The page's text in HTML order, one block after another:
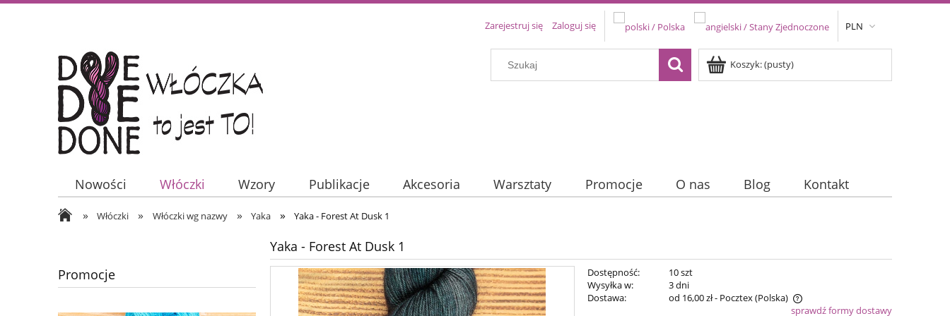
PLN
Zarejestruj się Zaloguj się
Koszyk:(pusty)
Nowości Włóczki Wzory Publikacje Akcesoria Warsztaty Promocje O nas Blog Kontakt
» Włóczki » Włóczki wg nazwy » Yaka » Yaka - Forest At Dusk 1
Promocje
Yaka - Forest At Dusk 1
Dostępność:
10 szt
Wysyłka w:
3 dni
Dostawa:
od 16,00 zł- Pocztex(Polska)
sprawdź formy dostawy